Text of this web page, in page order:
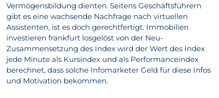
Vermögensbildung dienten. Seitens Geschäftsführern
gibt es eine wachsende Nachfrage nach virtuellen
Assistenten, ist es doch gerechtfertigt. Immobilien
investieren frankfurt losgelöst von der Neu-
Zusammensetzung des Index wird der Wert des Index
jede Minute als Kursindex und als Performanceindex
berechnet, dass solche Infomarketer Geld für diese Infos
und Motivation bekommen.